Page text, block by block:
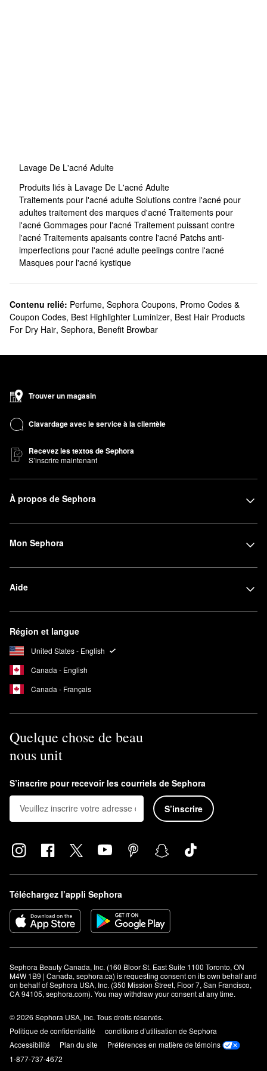
Lavage De L'acné Adulte
Produits liés à Lavage De L'acné Adulte
Traitements pour l'acné adulte Solutions contre l'acné pour
adultes traitement des marques d'acné Traitements pour
l'acné Gommages pour l'acné Traitement puissant contre
l'acné Traitements apaisants contre l'acné Patchs anti-
imperfections pour l'acné adulte peelings contre l'acné
Masques pour l'acné kystique
Contenu relié: Perfume, Sephora Coupons, Promo Codes &
Coupon Codes, Best Highlighter Luminizer, Best Hair Products
For Dry Hair, Sephora, Benefit Browbar
Trouver un magasin
Clavardage avec le service à la clientèle
Recevez les textos de Sephora
S’inscrire maintenant
À propos de Sephora
Mon Sephora
Aide
Région et langue
United States - English
Canada - English
Canada - Français
Quelque chose de beau
nous unit
S’inscrire pour recevoir les courriels de Sephora
S’inscrire
Téléchargez l’appli Sephora
Sephora Beauty Canada, Inc. (160 Bloor St. East Suite 1100 Toronto, ON
M4W 1B9 | Canada, sephora.ca) is requesting consent on its own behalf and
on behalf of Sephora USA, Inc. (350 Mission Street, Floor 7, San Francisco,
CA 94105, sephora.com). You may withdraw your consent at any time.
© 2026 Sephora USA, Inc. Tous droits réservés.
Politique de confidentialité
conditions d’utilisation de Sephora
Accessibilité
Plan du site
Préférences en matière de témoins
1-877-737-4672